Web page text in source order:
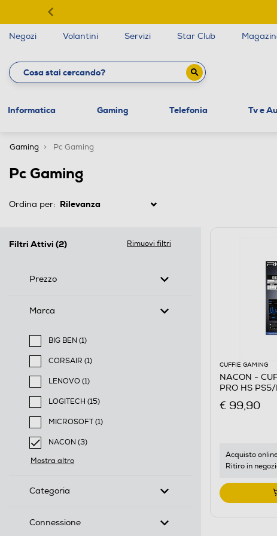
Negozi Volantini Servizi Star Club
Informatica Gaming Telefonia Tv e
Gaming Pc Gaming
Pc Gaming
Ordina per:
Filtri Attivi (2) Rimuovi filtri
Prezzo
Marca
BIG BEN (1)
Filtra per Marca: BIG BEN
CORSAIR (1)
Filtra per Marca: CORSAIR
LENOVO (1)
Filtra per Marca: LENOVO
LOGITECH (15)
Filtra per Marca: LOGITECH
MICROSOFT (1)
Filtra per Marca: MICROSOFT
NACON (3)
selected Filtro applicato per Marca: NACON
Mostra altro
Categoria
Connessione
CUFFIE GAMING
NACON -
PRO HS
€ 99,90
Acquisto
Ritiro in